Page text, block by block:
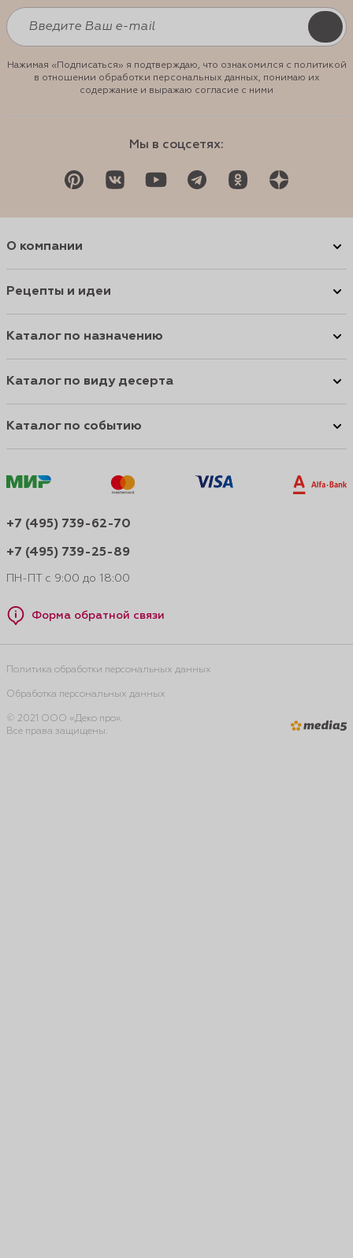
Нажимая «Подписаться» я подтверждаю, что ознакомился с политикой
в отношении обработки персональных данных, понимаю их
содержание и выражаю согласие с ними
Мы в соцсетях:
О компании
Рецепты и идеи
Каталог по назначению
Каталог по виду десерта
Каталог по событию
+7 (495) 739-62-70
+7 (495) 739-25-89
ПН-ПТ с 9:00 до 18:00
Форма обратной связи
Политика обработки персональных данных
Обработка персональных данных
© 2021 ООО «Деко про».
Все права защищены.